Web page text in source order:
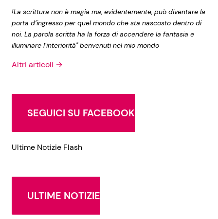
!La scrittura non è magia ma, evidentemente, può diventare la
porta d’ingresso per quel mondo che sta nascosto dentro di
noi. La parola scritta ha la forza di accendere la fantasia e
illuminare l’interiorità" benvenuti nel mio mondo
Altri articoli →
SEGUICI SU FACEBOOK
Ultime Notizie Flash
ULTIME NOTIZIE